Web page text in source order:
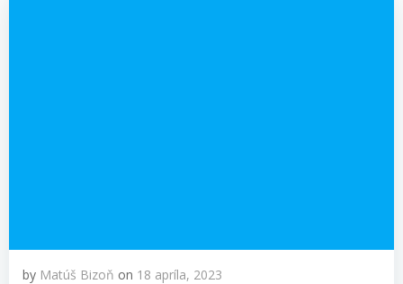
by Matúš Bizoň on 18 apríla, 2023